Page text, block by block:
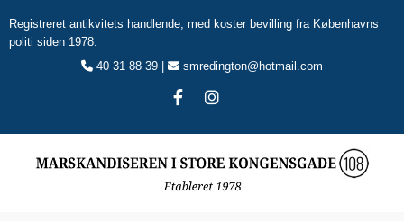
Registreret antikvitets handlende, med koster bevilling fra Københavns
politi siden 1978.
 40 31 88 39 |  smredington@hotmail.com